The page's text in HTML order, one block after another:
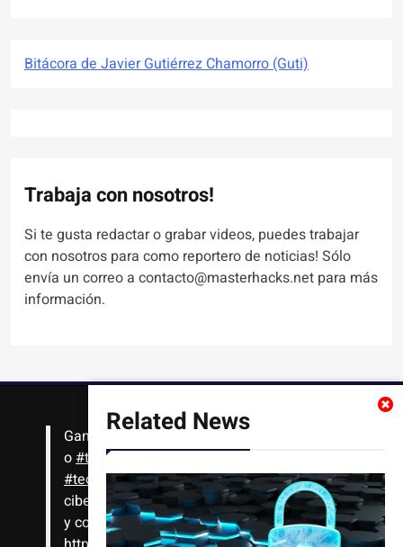
Related News
Bitácora de Javier Gutiérrez Chamorro (Guti)
Trabaja con nosotros!
Si te gusta redactar o grabar videos, puedes trabajar
con nosotros para como reportero de noticias! Sólo
envía un correo a contacto@masterhacks.net para más
información.
Gana #Bitcoin solo con leer artículos, noticias
o#tutoriales
#tecnología,#criptomonedas, seguridad
cibernética y más!! Sólo tienes que registrarte
y comenzar a navegar